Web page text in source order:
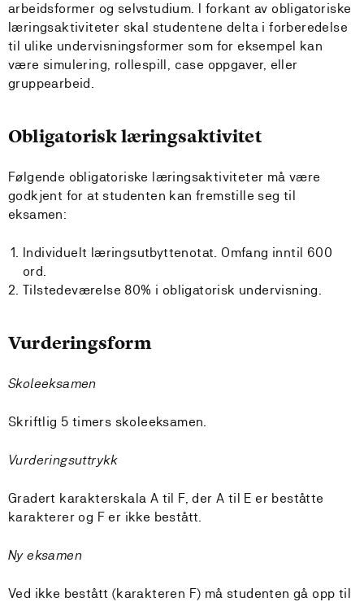
arbeidsformer og selvstudium. I forkant av obligatoriske
læringsaktiviteter skal studentene delta i forberedelse
til ulike undervisningsformer som for eksempel kan
være simulering, rollespill, case oppgaver, eller
gruppearbeid.
Obligatorisk læringsaktivitet
Følgende obligatoriske læringsaktiviteter må være
godkjent for at studenten kan fremstille seg til
eksamen:
Individuelt læringsutbyttenotat. Omfang inntil 600
ord.
Tilstedeværelse 80% i obligatorisk undervisning.
Vurderingsform
Skoleeksamen
Skriftlig 5 timers skoleeksamen.
Vurderingsuttrykk
Gradert karakterskala A til F, der A til E er beståtte
karakterer og F er ikke bestått.
Ny eksamen
Ved ikke bestått (karakteren F) må studenten gå opp til